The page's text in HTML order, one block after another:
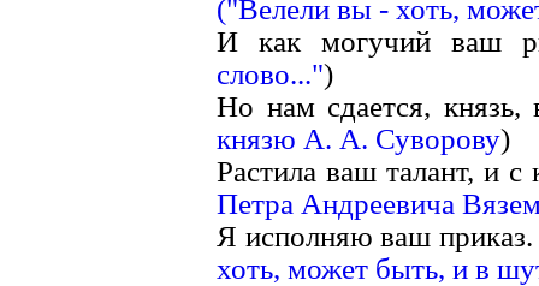
("Велели вы - хоть,
И как могучий ваш
слово...")
Но нам сдается,
князю А. А. Суворову)
Растила ваш талант, и
Петра Андреевича
Я исполняю ваш приказ.
хоть, может быть, и в